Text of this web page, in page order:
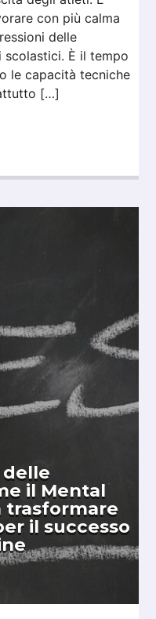
con più calma
delle
È il tempo
le capacità tecniche
[…]
delle
il Mental
trasformare
il successo